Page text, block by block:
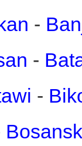
-
-
-